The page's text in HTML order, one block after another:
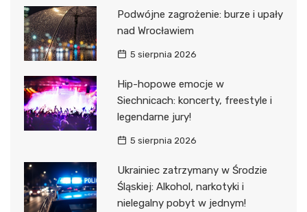
Podwójne zagrożenie: burze i upały
nad Wrocławiem
5 sierpnia 2026
Hip-hopowe emocje w
Siechnicach: koncerty, freestyle i
legendarne jury!
5 sierpnia 2026
Ukrainiec zatrzymany w Środzie
Śląskiej: Alkohol, narkotyki i
nielegalny pobyt w jednym!